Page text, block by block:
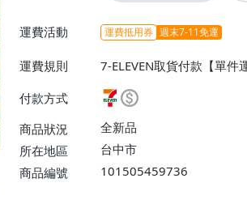
運費活動 運費抵用券 週末7-11免運
運費規則
7-ELEVEN取貨付款【單件
$38】、宅配/貨運【單件
【單件運費$31、滿10件
$60】
付款方式
商品狀況
全新品
所在地區
台中市
商品編號
101505459736